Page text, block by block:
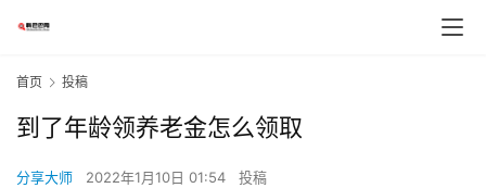
首页 投稿
到了年龄领养老金怎么领取
分享大师 2022年1月10日 01:54 投稿